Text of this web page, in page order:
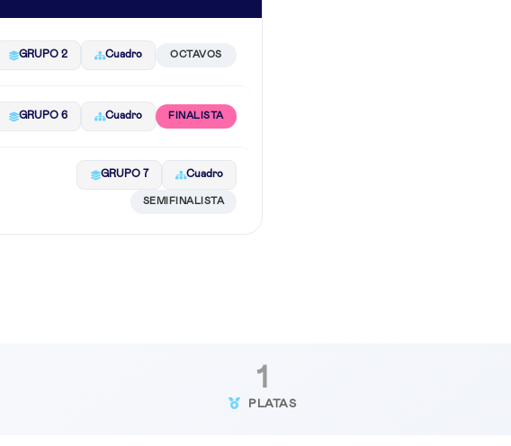
GRUPO 2 Cuadro OCTAVOS
GRUPO 6 Cuadro FINALISTA
GRUPO 7 Cuadro
SEMIFINALISTA
1
PLATAS